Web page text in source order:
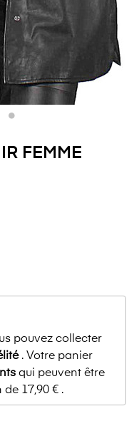
FEMME
pouvez collecter
. Votre panier
qui peuvent être
de 17,90 € .